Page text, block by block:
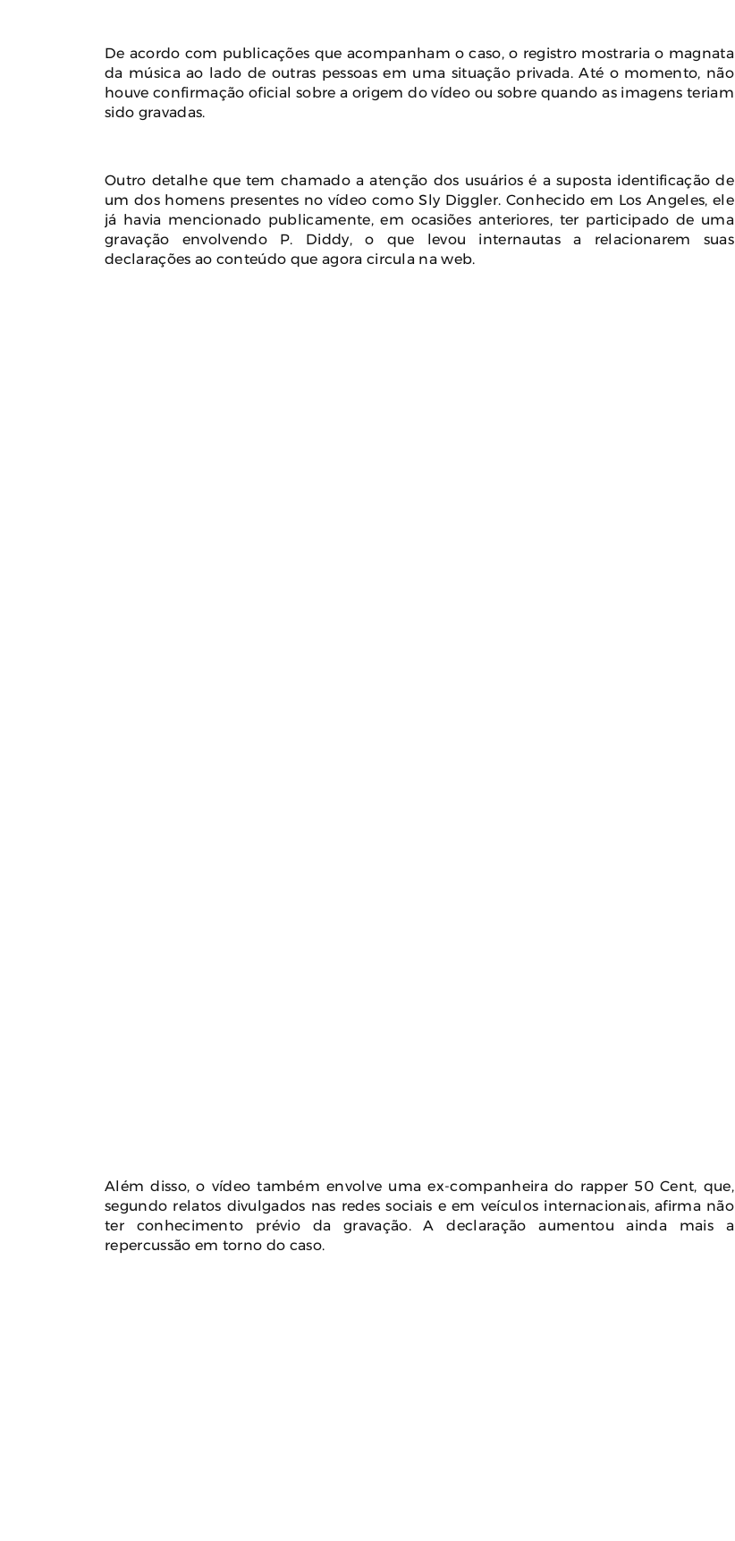
De acordo com publicações que acompanham o caso, o registro mostraria o magnata
da música ao lado de outras pessoas em uma situação privada. Até o momento, não
houve confirmação oficial sobre a origem do vídeo ou sobre quando as imagens teriam
sido gravadas.
Outro detalhe que tem chamado a atenção dos usuários é a suposta identificação de
um dos homens presentes no vídeo como Sly Diggler. Conhecido em Los Angeles, ele
já havia mencionado publicamente, em ocasiões anteriores, ter participado de uma
gravação envolvendo P. Diddy, o que levou internautas a relacionarem suas
declarações ao conteúdo que agora circula na web.
Além disso, o vídeo também envolve uma ex-companheira do rapper 50 Cent, que,
segundo relatos divulgados nas redes sociais e em veículos internacionais, afirma não
ter conhecimento prévio da gravação. A declaração aumentou ainda mais a
repercussão em torno do caso.